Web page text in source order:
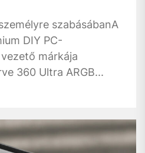
szabásábanA
DIY PC-
márkája
360 Ultra ARGB...